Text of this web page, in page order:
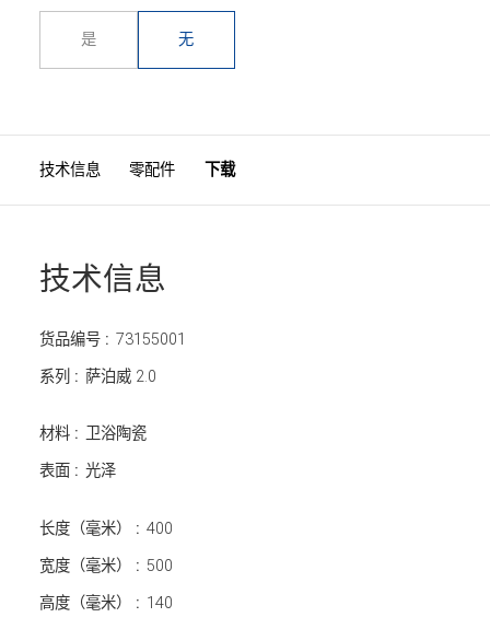
是 无
技术信息 零配件 下载
技术信息
货品编号 : 73155001
系列 : 萨泊威 2.0
材料 : 卫浴陶瓷
表面 : 光泽
长度（毫米） : 400
宽度（毫米） : 500
高度（毫米） : 140